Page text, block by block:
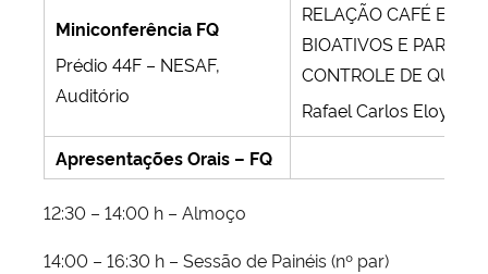
Miniconferência FQ
Prédio 44F – NESAF,
Auditório
RELAÇÃO CAFÉ E
BIOATIVOS E
CONTROLE DE
Rafael Carlos Eloy
Apresentações Orais – FQ
12:30 – 14:00 h – Almoço
14:00 – 16:30 h – Sessão de Painéis (nº par)